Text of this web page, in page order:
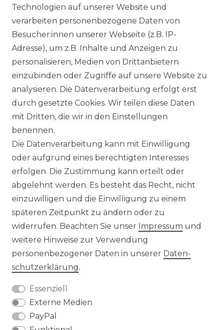
DATENSCHUTZERKLÄRUNG
WIDERRUFSRECHT
IMPRESSUM
KONTAKT
Unsere Zahlungsmöglichkeiten
Wir versenden mit
Technologien auf unserer Website und
verarbeiten personenbezogene Daten von
Besucher:innen unserer Webseite (z.B. IP-
Adresse), um z.B. Inhalte und Anzeigen zu
personalisieren, Medien von Drittanbietern
einzubinden oder Zugriffe auf unsere Website zu
analysieren. Die Datenverarbeitung erfolgt erst
durch gesetzte Cookies. Wir teilen diese Daten
mit Dritten, die wir in den Einstellungen
benennen.
Die Datenverarbeitung kann mit Einwilligung
oder aufgrund eines berechtigten Interesses
erfolgen. Die Zustimmung kann erteilt oder
abgelehnt werden. Es besteht das Recht, nicht
einzuwilligen und die Einwilligung zu einem
späteren Zeitpunkt zu ändern oder zu
widerrufen. Beachten Sie unser Impressum und
weitere Hinweise zur Verwendung
personenbezogener Daten in unserer Daten­
schutz­erklärung.
Essenziell
Externe Medien
PayPal